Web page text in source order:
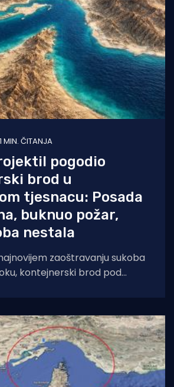
1 MIN. ČITANJA
pogodio
brod u
tjesnacu: Posada
buknuo požar,
nestala
najnovijem zaoštravanju sukoba
kontejnerski brod pod